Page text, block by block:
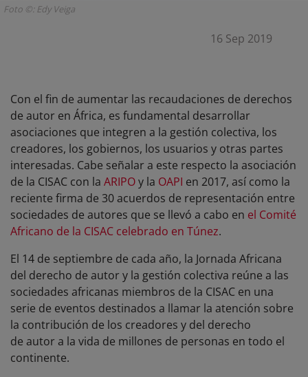
Foto ©: Edy Veiga
16 Sep 2019
Con el fin de aumentar las recaudaciones de derechos
de autor en África, es fundamental desarrollar
asociaciones que integren a la gestión colectiva, los
creadores, los gobiernos, los usuarios y otras partes
interesadas. Cabe señalar a este respecto la asociación
de la CISAC con la ARIPOy la OAPI en 2017, así como la
reciente firma de 30 acuerdos de representación entre
sociedades de autores que se llevó a cabo en el Comité
Africano de la CISAC celebrado en Túnez.
El 14 de septiembre de cada año, la Jornada Africana
del derecho de autor y la gestión colectiva reúne a las
sociedades africanas miembros de la CISAC en una
serie de eventos destinados a llamar la atención sobre
la contribución de los creadores y del derecho
de autor a la vida de millones de personas en todo el
continente.